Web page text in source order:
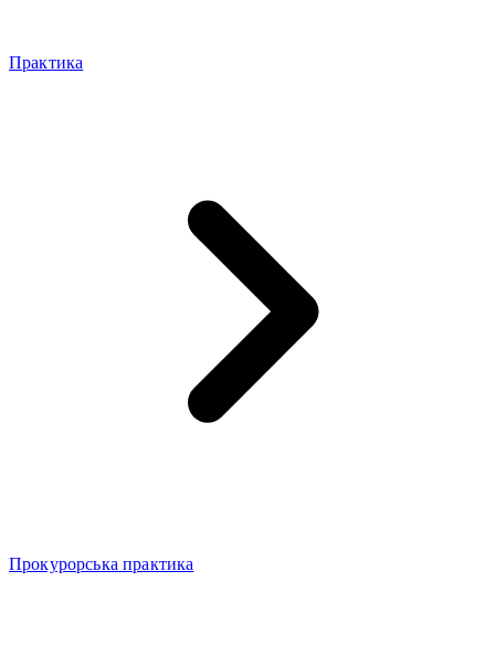
Практика
Прокурорська практика